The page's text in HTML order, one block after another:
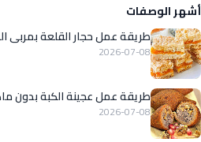
أشهر الوصفات
طريقة عمل حجار القلعة
2026-07-08
طريقة عمل عجينة الكبة بدون
2026-07-08